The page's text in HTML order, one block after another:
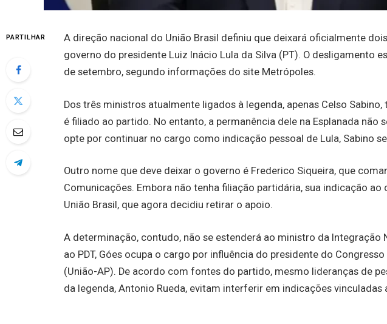
PARTILHAR
A direção nacional do União Brasil definiu que deixará oficialmente
governo do presidente Luiz Inácio Lula da Silva (PT). O desligamento
de setembro, segundo informações do site Metrópoles.
Dos três ministros atualmente ligados à legenda, apenas Celso
é filiado ao partido. No entanto, a permanência dele na Esplanada não
opte por continuar no cargo como indicação pessoal de Lula, Sabino
Outro nome que deve deixar o governo é Frederico Siqueira, que
Comunicações. Embora não tenha filiação partidária, sua indicação
União Brasil, que agora decidiu retirar o apoio.
A determinação, contudo, não se estenderá ao ministro da Integração
ao PDT, Góes ocupa o cargo por influência do presidente do
(União-AP). De acordo com fontes do partido, mesmo lideranças de
da legenda, Antonio Rueda, evitam interferir em indicações vinculadas